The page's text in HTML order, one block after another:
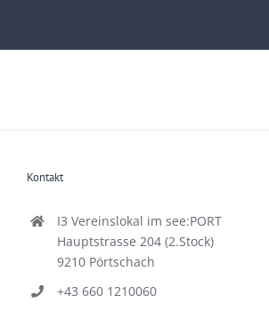
Kontakt
I3 Vereinslokal im see:PORT
Hauptstrasse 204 (2.Stock)
9210 Pörtschach
+43 660 1210060